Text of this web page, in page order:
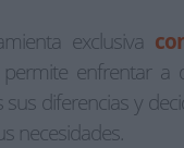
exclusiva
enfrentar a
sus diferencias y
necesidades.